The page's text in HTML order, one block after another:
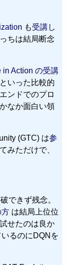
も受講し
ちは結局断念
in Action の受講
いった比較的
ンドでのプロ
なか面白い領
(GTC) は参
みただけで、
できず残念。
方 は結局上位位
せたのは良か
るのにDQNを